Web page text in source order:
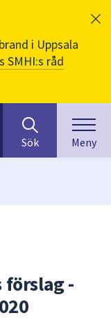
i Uppsala
SMHI:s råd
efter
innehåll
på
sökfältet
kommer
sökförslag
Sök Meny
-